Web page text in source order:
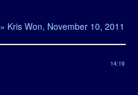
» Kris Won, November 10, 2011
14:19